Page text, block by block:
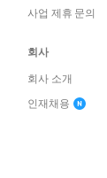
사업 제휴 문의
회사
회사 소개
인재채용